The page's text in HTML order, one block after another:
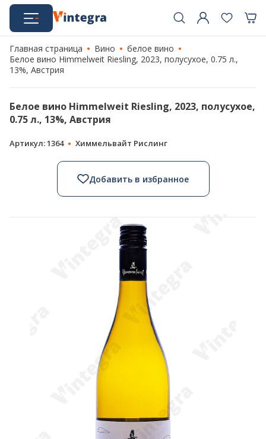
Главная страница Вино
белое вино
Белое вино Himmelweit Riesling, 2023, полусухое, 0.75 л.,
13%, Австрия
Белое вино Himmelweit Riesling, 2023, полусухое,
0.75 л., 13%, Австрия
Артикул: 1364 Химмельвайт Рислинг
Добавить в избранное